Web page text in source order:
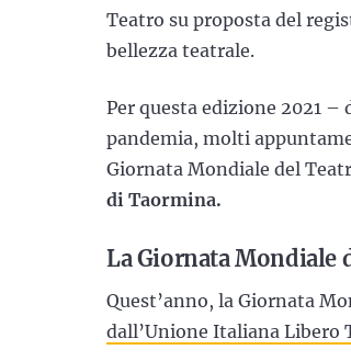
Teatro su proposta del
bellezza teatrale.
Per questa edizione 2021
pandemia, molti
Giornata Mondiale del
di Taormina.
La Giornata Mondiale
Quest’anno, la Giornata
dall’Unione Italiana Libero